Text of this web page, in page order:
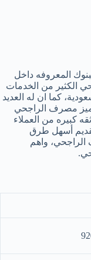
المعروفه داخل
الكثير من الخدمات
كما ان له العديد
مصرف الراجحي
كبيره من العملاء
أسهل طرق
واهم